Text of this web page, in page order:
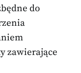
do
zawierające